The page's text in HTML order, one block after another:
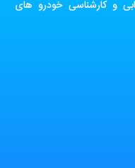
و کارشناسی خودرو های